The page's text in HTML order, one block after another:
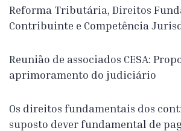
Reforma Tributária, Direitos
Contribuinte e Competência
Reunião de associados CESA:
aprimoramento do judiciário
Os direitos fundamentais dos
suposto dever fundamental de